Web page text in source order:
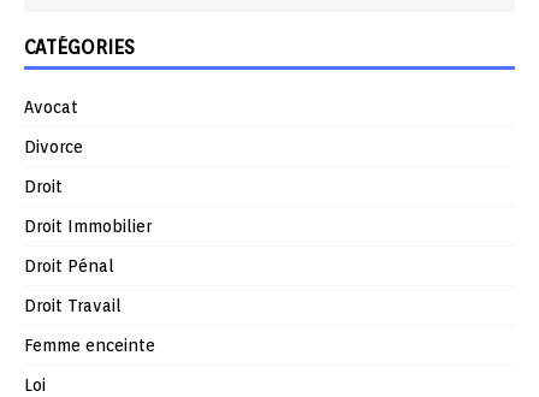
CATÉGORIES
Avocat
Divorce
Droit
Droit Immobilier
Droit Pénal
Droit Travail
Femme enceinte
Loi